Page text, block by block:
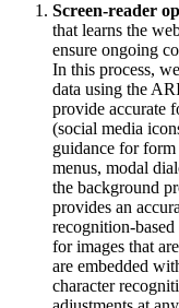
Screen-reader
that learns the
ensure ongoing
In this process,
data using the
provide accurate
(social media
guidance for form
menus, modal
the background
provides an
recognition-
for images that
are embedded
character